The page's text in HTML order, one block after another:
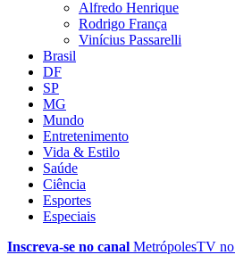
Alfredo Henrique
Rodrigo França
Vinícius Passarelli
Brasil
DF
SP
MG
Mundo
Entretenimento
Vida & Estilo
Saúde
Ciência
Esportes
Especiais
Inscreva-se no canal MetrópolesTV no